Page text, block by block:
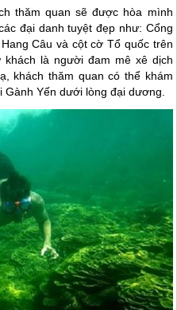
thăm quan sẽ được hòa mình
đại danh tuyệt đẹp như: Cổng
Câu và cột cờ Tổ quốc trên
là người đam mê xê dịch
khách thăm quan có thể khám
Gành Yến dưới lòng đại dương.